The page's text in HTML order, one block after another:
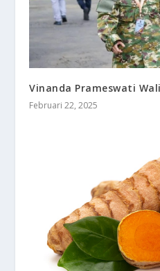
Vinanda Prameswati
Februari 22, 2025